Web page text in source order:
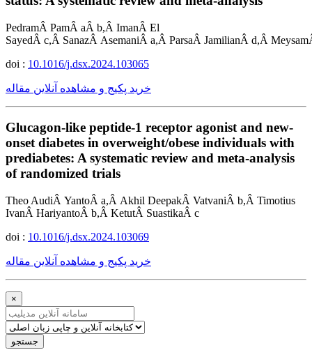
PedramÂ PamÂ aÂ b,Â ImanÂ El
SayedÂ c,Â SanazÂ AsemaniÂ a,Â ParsaÂ JamilianÂ d,Â
doi : 10.1016/j.dsx.2024.103065
خرید پکیج و مشاهده آنلاین مقاله
Glucagon-like peptide-1 receptor agonist and new-
onset diabetes in overweight/obese individuals with
prediabetes: A systematic review and meta-analysis
of randomized trials
Theo AudiÂ YantoÂ a,Â Akhil DeepakÂ VatvaniÂ b,Â Timotius
IvanÂ HariyantoÂ b,Â KetutÂ SuastikaÂ c
doi : 10.1016/j.dsx.2024.103069
خرید پکیج و مشاهده آنلاین مقاله
×
جستجو